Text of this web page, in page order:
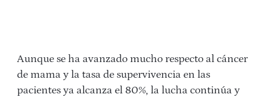
Aunque se ha avanzado mucho respecto al cáncer
de mama y la tasa de supervivencia en las
pacientes ya alcanza el 80%, la lucha continúa y